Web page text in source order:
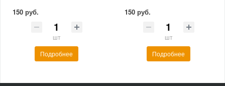
150 руб.
шт
Подробнее
150 руб.
шт
Подробнее